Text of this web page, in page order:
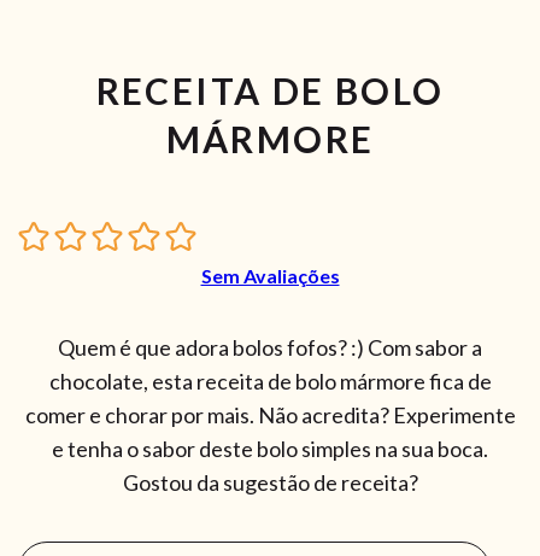
RECEITA DE BOLO
MÁRMORE
Sem Avaliações
Quem é que adora bolos fofos? :) Com sabor a
chocolate, esta receita de bolo mármore fica de
comer e chorar por mais. Não acredita? Experimente
e tenha o sabor deste bolo simples na sua boca.
Gostou da sugestão de receita?